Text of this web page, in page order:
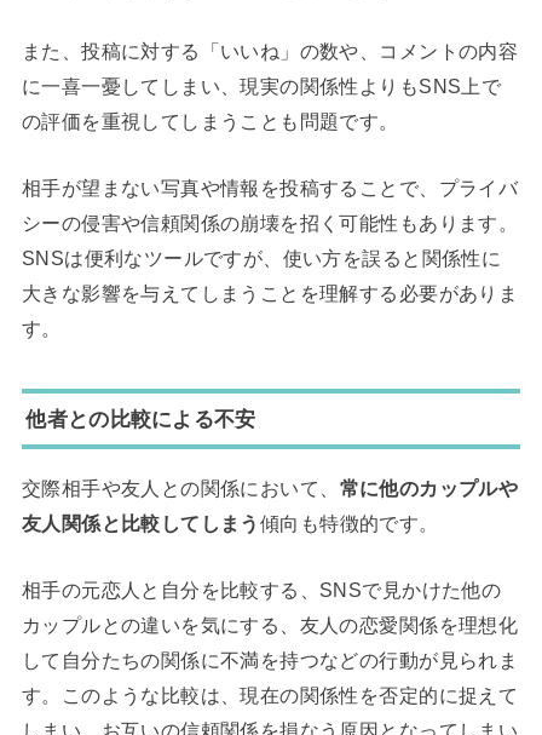
また、投稿に対する「いいね」の数や、コメントの内容
に一喜一憂してしまい、現実の関係性よりもSNS上で
の評価を重視してしまうことも問題です。
相手が望まない写真や情報を投稿することで、プライバ
シーの侵害や信頼関係の崩壊を招く可能性もあります。
SNSは便利なツールですが、使い方を誤ると関係性に
大きな影響を与えてしまうことを理解する必要がありま
す。
他者との比較による不安
交際相手や友人との関係において、 常に他のカップルや
友人関係と比較してしまう 傾向も特徴的です。
相手の元恋人と自分を比較する、SNSで見かけた他の
カップルとの違いを気にする、友人の恋愛関係を理想化
して自分たちの関係に不満を持つなどの行動が見られま
す。このような比較は、現在の関係性を否定的に捉えて
しまい、お互いの信頼関係を損なう原因となってしまい